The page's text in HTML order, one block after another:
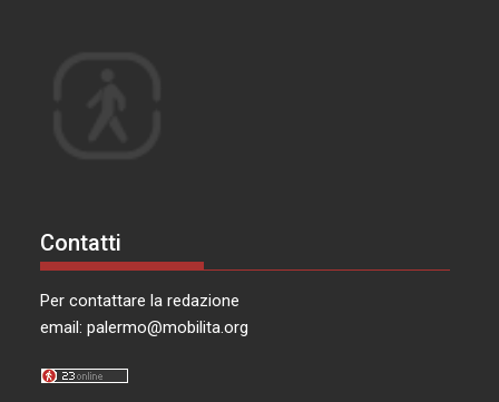
Contatti
Per contattare la redazione
email:palermo@mobilita.org